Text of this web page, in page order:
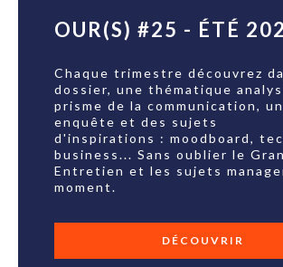
OUR(S) #25 - ÉTÉ
Chaque trimestre découvrez
dossier, une thématique
prisme de la communication,
enquête et des sujets
d'inspirations : moodboard,
business... Sans oublier le
Entretien et les sujets
moment.
DÉCOUVRIR